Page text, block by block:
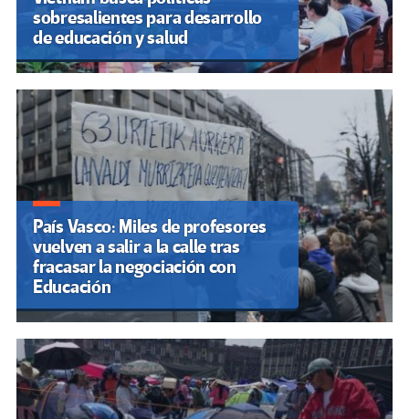
sobresalientes para desarrollo
de educación y salud
País Vasco: Miles de profesores
vuelven a salir a la calle tras
fracasar la negociación con
Educación